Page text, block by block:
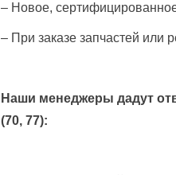
– Новое,
– При заказе запчастей или
Наши менеджеры дадут
(70, 77):